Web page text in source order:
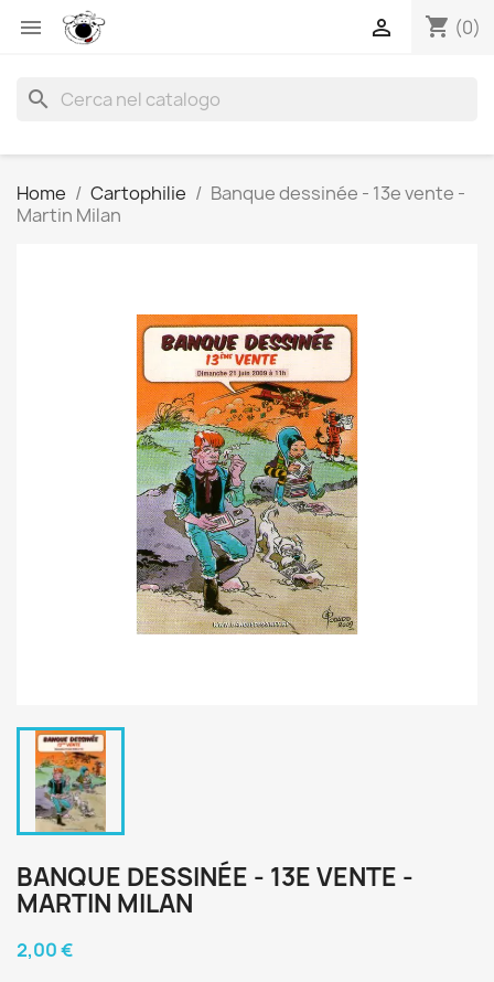
 shopping_cart (0)

search
Home Cartophilie
Banque dessinée - 13e vente -
Martin Milan
BANQUE DESSINÉE - 13E VENTE -
MARTIN MILAN
2,00 €